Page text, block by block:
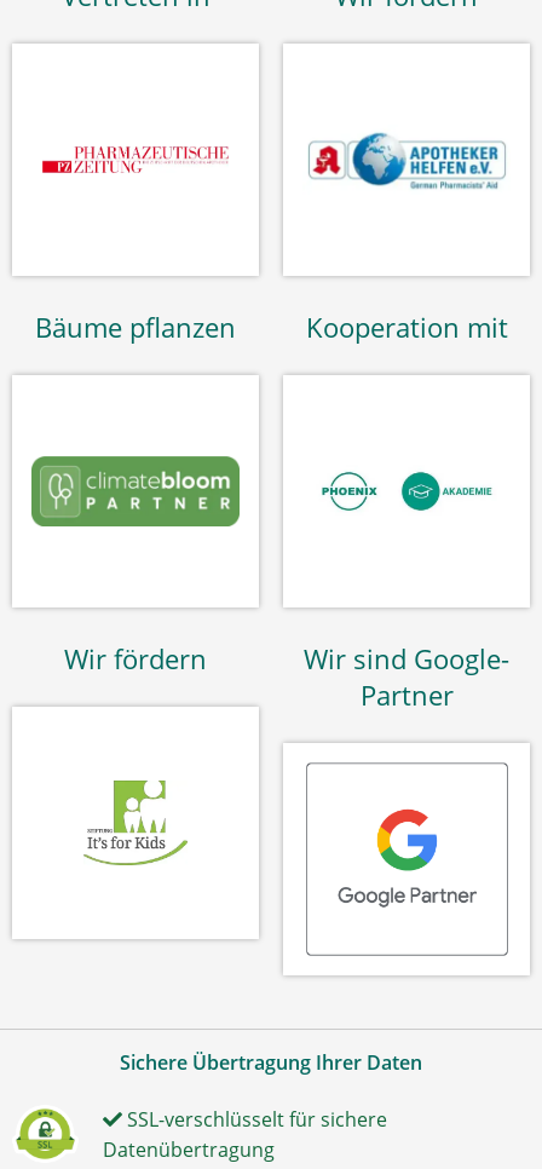
Bäume pflanzen Kooperation mit
Wir fördern
Wir sind Google-
Partner
Sichere Übertragung Ihrer Daten
SSL-verschlüsselt für sichere
Datenübertragung